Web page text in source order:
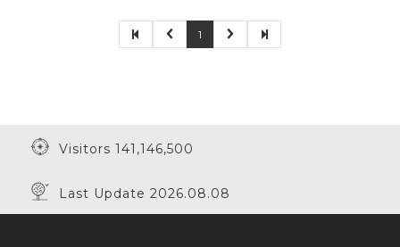
1
Visitors 141,146,500
Last Update 2026.08.08